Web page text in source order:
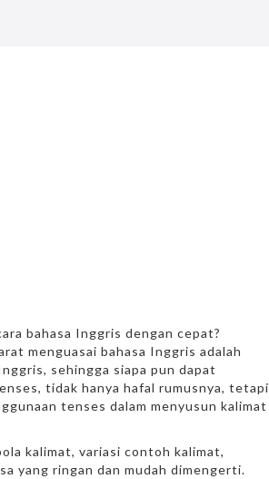
bahasa Inggris dengan cepat?
menguasai bahasa Inggris adalah
sehingga siapa pun dapat
tidak hanya hafal rumusnya, tetapi
tenses dalam menyusun kalimat
kalimat, variasi contoh kalimat,
yang ringan dan mudah dimengerti.